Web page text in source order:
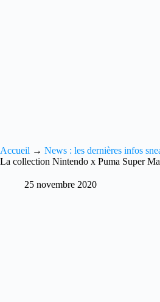
Accueil → News : les dernières infos
La collection Nintendo x Puma Super
25 novembre 2020